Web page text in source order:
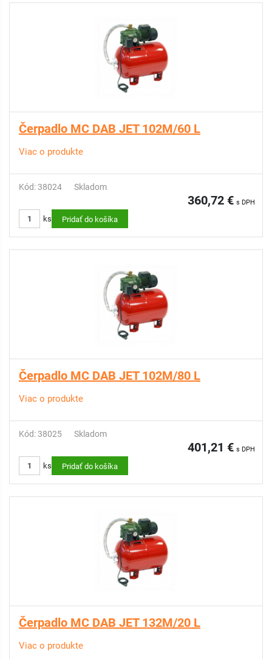
Čerpadlo MC DAB JET 102M/60 L
Viac o produkte
Kód: 38024 Skladom
360,72 € s DPH
ks Pridať do košíka
Čerpadlo MC DAB JET 102M/80 L
Viac o produkte
Kód: 38025 Skladom
401,21 € s DPH
ks Pridať do košíka
Čerpadlo MC DAB JET 132M/20 L
Viac o produkte